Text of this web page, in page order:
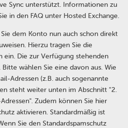
Sync unterstützt. Informationen zu
in den FAQ unter Hosted Exchange.
dem Konto nun auch schon direkt
Hierzu tragen Sie die
ein. Die zur Verfügung stehenden
wählen Sie eine davon aus. Wie
Adressen (z.B. auch sogenannte
steht weiter unten im Abschnitt "2.
Zudem können Sie hier
aktivieren. Standardmäßig ist
Sie den Standardspamschutz